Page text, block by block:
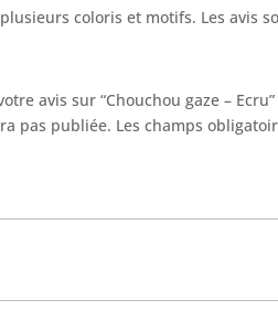
coloris et motifs. Les avis
avis sur “Chouchou gaze – Ecru”
pas publiée. Les champs